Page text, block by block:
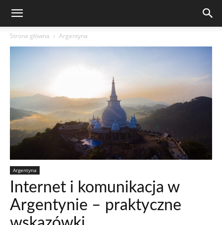
Strona główna Argentyna
Argentyna
Internet i komunikacja w
Argentynie – praktyczne